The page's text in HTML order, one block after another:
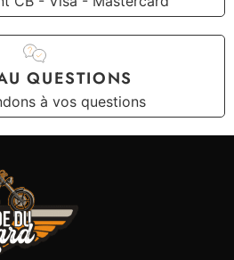
QUESTIONS
à vos questions